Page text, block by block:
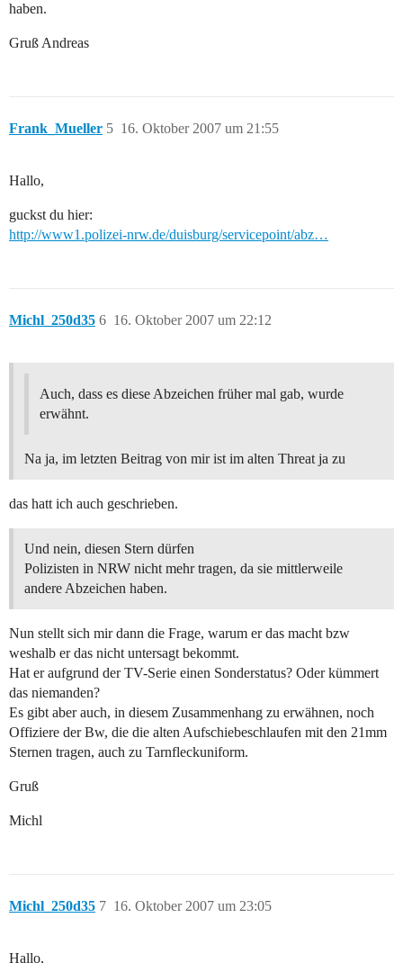
haben.
Gruß Andreas
Frank_Mueller 16. Oktober 2007 um 21:55
5
Hallo,
guckst du hier:
http://www1.polizei-nrw.de/duisburg/servicepoint/abz…
Michl_250d35 16. Oktober 2007 um 22:12
6
Auch, dass es diese Abzeichen früher mal gab, wurde
erwähnt.
Na ja, im letzten Beitrag von mir ist im alten Threat ja zu
das hatt ich auch geschrieben.
Und nein, diesen Stern dürfen
Polizisten in NRW nicht mehr tragen, da sie mittlerweile
andere Abzeichen haben.
Nun stellt sich mir dann die Frage, warum er das macht bzw
weshalb er das nicht untersagt bekommt.
Hat er aufgrund der TV-Serie einen Sonderstatus? Oder kümmert
das niemanden?
Es gibt aber auch, in diesem Zusammenhang zu erwähnen, noch
Offiziere der Bw, die die alten Aufschiebeschlaufen mit den 21mm
Sternen tragen, auch zu Tarnfleckuniform.
Gruß
Michl
Michl_250d35 16. Oktober 2007 um 23:05
7
Hallo,